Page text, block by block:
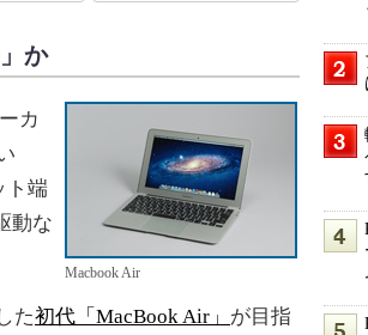
か
Macbook Air
カ
ト端
動な
た初代「MacBook Air」 が目指